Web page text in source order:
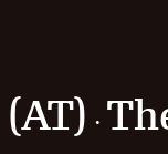
·